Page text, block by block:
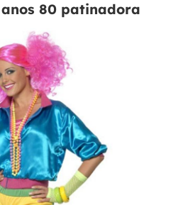
80 patinadora